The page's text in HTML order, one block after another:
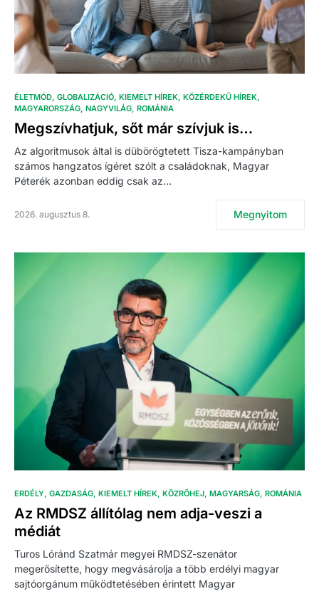
ÉLETMÓD GLOBALIZÁCIÓ KIEMELT HÍREK KÖZÉRDEKŰ HÍREK
MAGYARORSZÁG NAGYVILÁG ROMÁNIA
Megszívhatjuk, sőt már szívjuk is…
Az algoritmusok által is dübörögtetett Tisza-kampányban
számos hangzatos ígéret szólt a családoknak, Magyar
Péterék azonban eddig csak az…
2026. augusztus 8. Megnyitom
ERDÉLY GAZDASÁG KIEMELT HÍREK KÖZRÖHEJ MAGYARSÁG ROMÁNIA
Az RMDSZ állítólag nem adja-veszi a
médiát
Turos Lóránd Szatmár megyei RMDSZ-szenátor
megerősítette, hogy megvásárolja a több erdélyi magyar
sajtóorgánum működtetésében érintett Magyar